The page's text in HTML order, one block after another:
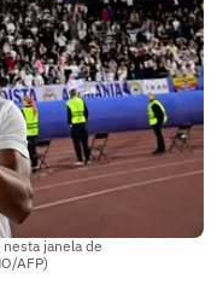
janela de
AFP)